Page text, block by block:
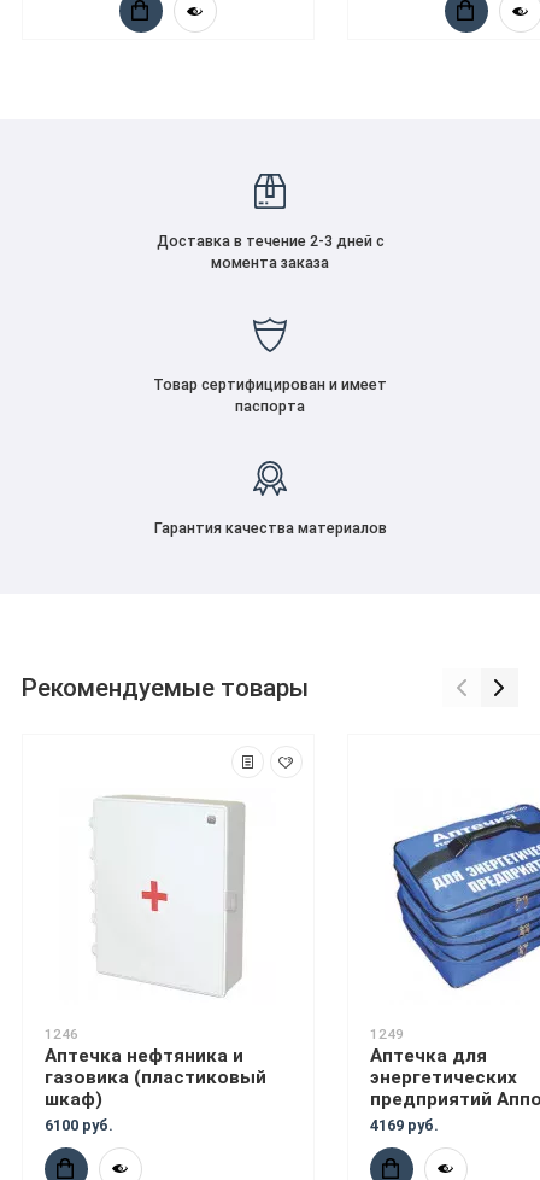
Доставка в течение 2-3 дней с
момента заказа
Товар сертифицирован и имеет
паспорта
Гарантия качества материалов
Рекомендуемые товары
1246
Аптечка нефтяника и
газовика (пластиковый
шкаф)
6100 руб.
1249
Аптечка для
энергетических
предприятий
4169 руб.